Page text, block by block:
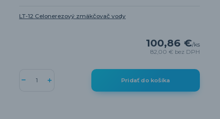
LT-12 Celonerezový zmäkčovač vody
100,86 €/ks
82,00 € bez DPH
Pridať do košíka